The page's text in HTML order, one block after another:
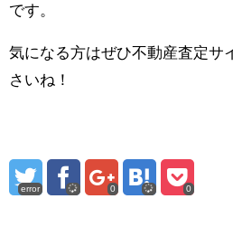
です。
気になる方はぜひ不動産査定サ
さいね！
error 0 0